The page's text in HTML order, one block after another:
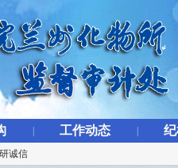
工作动态
诚信